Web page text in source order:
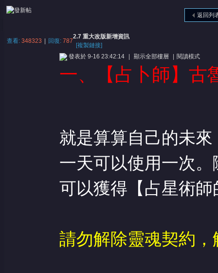
›
返回列
查看: 348323 回復: 787
2.7 重大改版新增資訊
[複製鏈接]
發表於 9-16 23:42:14 顯示全部樓層 閱讀模式
一、 【占卜師】古
就是算算自己的未
一天可以使用一次。
可以獲得【占星術
請勿解除靈魂契約